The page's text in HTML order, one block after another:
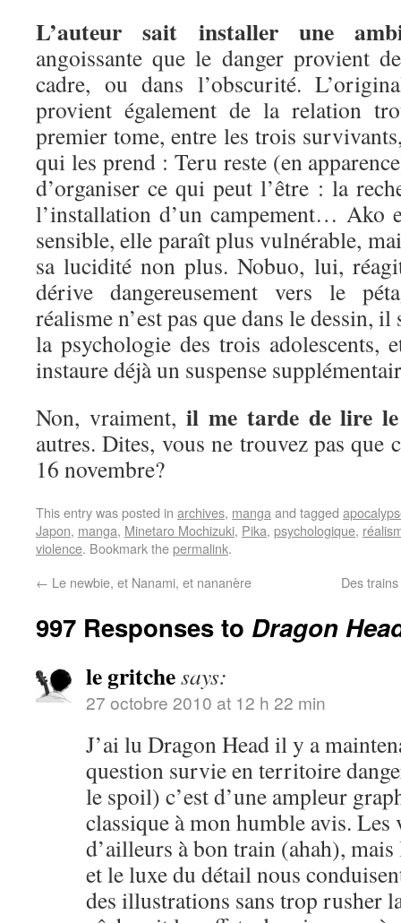
L’auteur sait installer une
angoissante que le danger provient
cadre, ou dans l’obscurité.
provient également de la relation
premier tome, entre les trois
qui les prend : Teru reste (en
d’organiser ce qui peut l’être : la
l’installation d’un campement… Ako
sensible, elle paraît plus vulnérable,
sa lucidité non plus. Nobuo, lui,
dérive dangereusement vers le
réalisme n’est pas que dans le dessin, il
la psychologie des trois adolescents,
instaure déjà un suspense
Non, vraiment, il me tarde de lire le
autres. Dites, vous ne trouvez pas que
16 novembre?
This entry was posted in archives, manga and tagged
Japon, manga, Minetaro Mochizuki, Pika, psychologique,
violence. Bookmark thepermalink.
← Le newbie, et Nanami, et nananère Des
997 Responses to Dragon
le gritchesays:
27 octobre 2010 at 12 h 22 min
J’ai lu Dragon Head il y a
question survie en territoire
le spoil) c’est d’une ampleur
classique à mon humble avis. Les
d’ailleurs à bon train (ahah),
et le luxe du détail nous
des illustrations sans trop rusher